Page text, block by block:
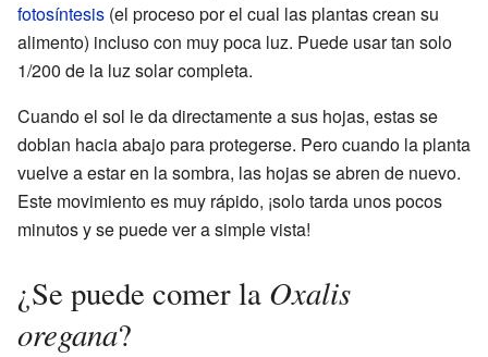
fotosíntesis (el proceso por el cual las plantas crean su
alimento) incluso con muy poca luz. Puede usar tan solo
1/200 de la luz solar completa.
Cuando el sol le da directamente a sus hojas, estas se
doblan hacia abajo para protegerse. Pero cuando la planta
vuelve a estar en la sombra, las hojas se abren de nuevo.
Este movimiento es muy rápido, ¡solo tarda unos pocos
minutos y se puede ver a simple vista!
¿Se puede comer la Oxalis
oregana?